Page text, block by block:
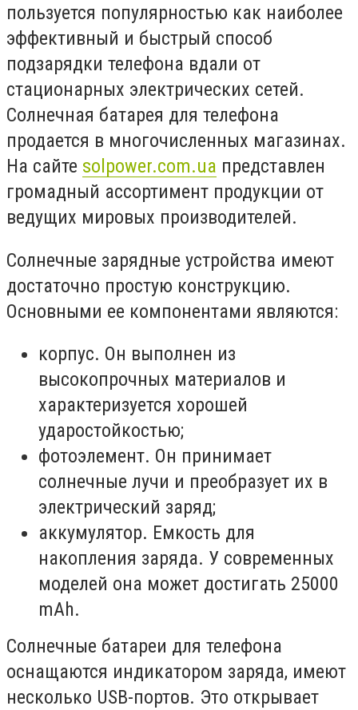
пользуется популярностью как наиболее
эффективный и быстрый способ
подзарядки телефона вдали от
стационарных электрических сетей.
Солнечная батарея для телефона
продается в многочисленных магазинах.
На сайте solpower.com.ua представлен
громадный ассортимент продукции от
ведущих мировых производителей.
Солнечные зарядные устройства имеют
достаточно простую конструкцию.
Основными ее компонентами являются:
корпус. Он выполнен из
высокопрочных материалов и
характеризуется хорошей
ударостойкостью;
фотоэлемент. Он принимает
солнечные лучи и преобразует их в
электрический заряд;
аккумулятор. Емкость для
накопления заряда. У современных
моделей она может достигать 25000
mAh.
Солнечные батареи для телефона
оснащаются индикатором заряда, имеют
несколько USB-портов. Это открывает